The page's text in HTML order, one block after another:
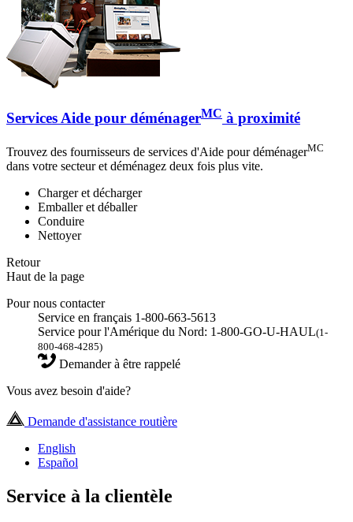
Services Aide pour déménagerMC à proximité
Trouvez des fournisseurs de services d'Aide pour déménagerMC
dans votre secteur et déménagez deux fois plus vite.
Charger et décharger
Emballer et déballer
Conduire
Nettoyer
Retour
Haut de la page
Pour nous contacter
Service en français 1-800-663-5613
Service pour l'Amérique du Nord: 1-800-GO-U-HAUL(1-
800-468-4285)
Demander à être rappelé
Vous avez besoin d'aide?
Demande d'assistance routière
English
Español
Service à la clientèle